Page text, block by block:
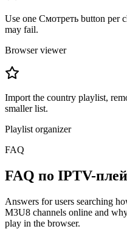
Use one Смотреть button per
may fail.
Browser viewer
Import the country playlist,
smaller list.
Playlist organizer
FAQ
FAQ по IPTV-
Answers for users searching
M3U8 channels online and
play in the browser.